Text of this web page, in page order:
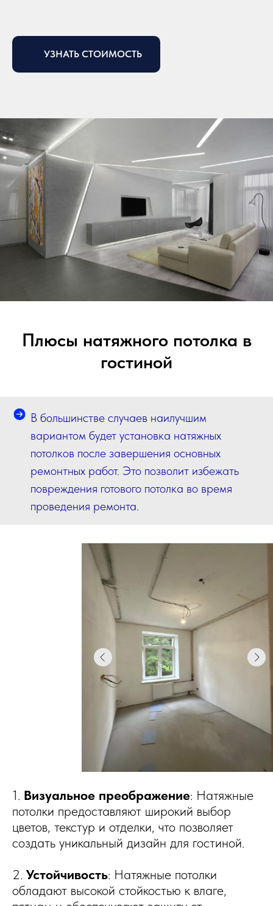
УЗНАТЬ СТОИМОСТЬ
Плюсы натяжного потолка в
гостиной
В большинстве случаев наилучшим
вариантом будет установка натяжных
потолков после завершения основных
ремонтных работ. Это позволит избежать
повреждения готового потолка во время
проведения ремонта.
1. Визуальное преображение: Натяжные
потолки предоставляют широкий выбор
цветов, текстур и отделки, что позволяет
создать уникальный дизайн для гостиной.
2. Устойчивость: Натяжные потолки
обладают высокой стойкостью к влаге,